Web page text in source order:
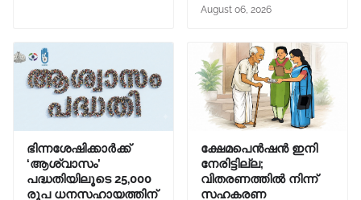
August 06, 2026
ഭിന്നശേഷിക്കാർക്ക്
‘ആശ്വാസം’
പദ്ധതിയിലൂടെ 25,000
രൂപ ധനസഹായത്തിന്
ക്ഷേമപെൻഷൻ ഇനി
നേരിട്ടില്ല;
വിതരണത്തിൽ നിന്ന്
സഹകരണ